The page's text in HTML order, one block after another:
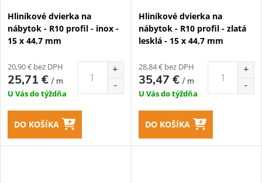
Hliníkové dvierka na
nábytok - R10 profil - inox -
15 x 44,7 mm
20,90 € bez DPH
25,71 €/ m
U Vás do týždňa
DO KOŠÍKA
Hliníkové dvierka na
nábytok - R10 profil - zlatá
lesklá - 15 x 44,7 mm
28,84 € bez DPH
35,47 €/ m
U Vás do týždňa
DO KOŠÍKA